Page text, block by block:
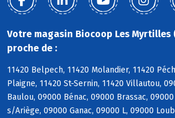
Votre magasin Biocoop Les Myrtilles
proche de :
11420 Belpech, 11420 Molandier, 11420
Plaigne, 11420 St-Sernin, 11420 Villautou,
Baulou, 09000 Bénac, 09000 Brassac,
s/Ariège, 09000 Ganac, 09000 L, 09000